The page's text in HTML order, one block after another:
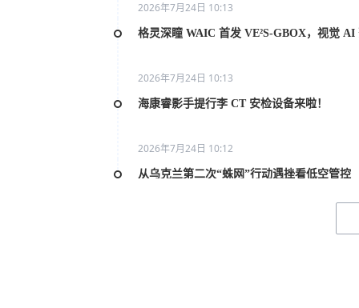
2026年7月24日 10:13
格灵深瞳 WAIC 首发 VE²S-GBOX，视觉 AI
2026年7月24日 10:13
海康睿影手提行李 CT 安检设备来啦！
2026年7月24日 10:12
从乌克兰第二次“蛛网”行动遇挫看低空管控